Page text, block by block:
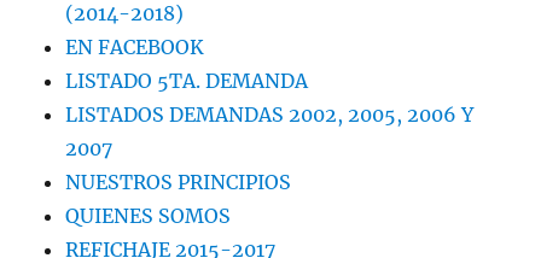
(2014-2018)
EN FACEBOOK
LISTADO 5TA. DEMANDA
LISTADOS DEMANDAS 2002, 2005, 2006 Y
2007
NUESTROS PRINCIPIOS
QUIENES SOMOS
REFICHAJE 2015-2017